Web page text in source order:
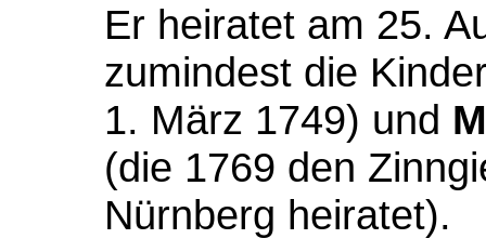
Er heiratet am 25.
zumindest die
1. März 1749) und
(die 1769 den
Nürnberg heiratet).